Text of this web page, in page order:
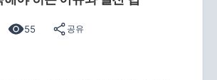
55 공유